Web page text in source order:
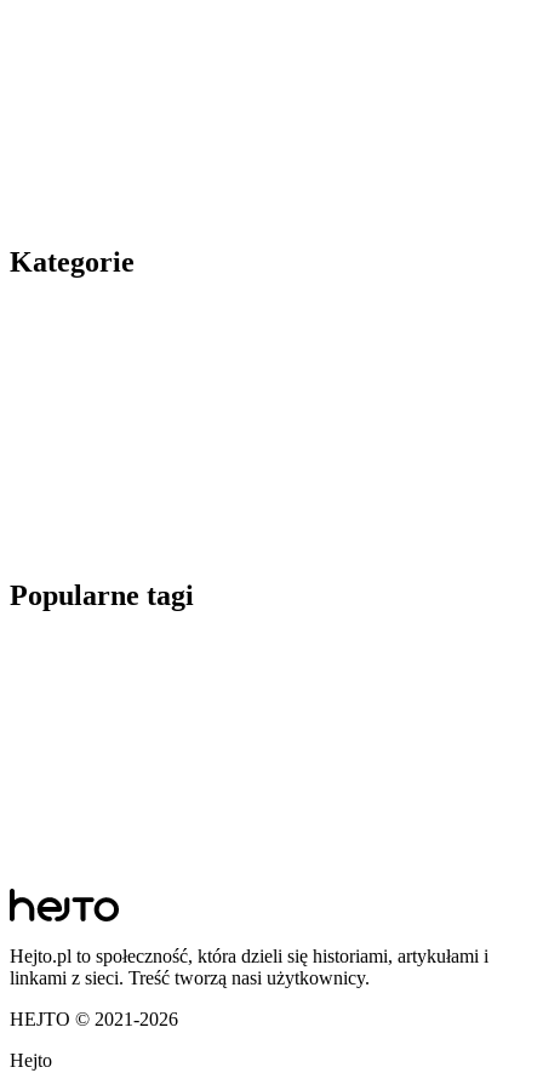
Kategorie
Popularne tagi
Hejto.pl to społeczność, która dzieli się historiami, artykułami i
linkami z sieci. Treść tworzą nasi użytkownicy.
HEJTO © 2021-2026
Hejto